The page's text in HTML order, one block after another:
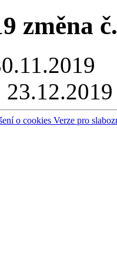
změna
23.12.2019
o cookies Verze pro